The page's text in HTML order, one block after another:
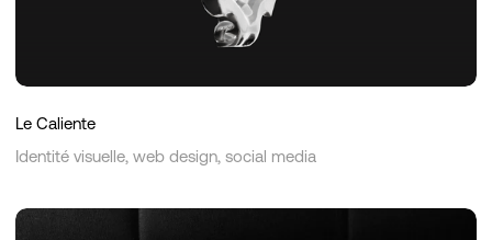
Le Caliente
Identité visuelle, web design, social media
Cobelty